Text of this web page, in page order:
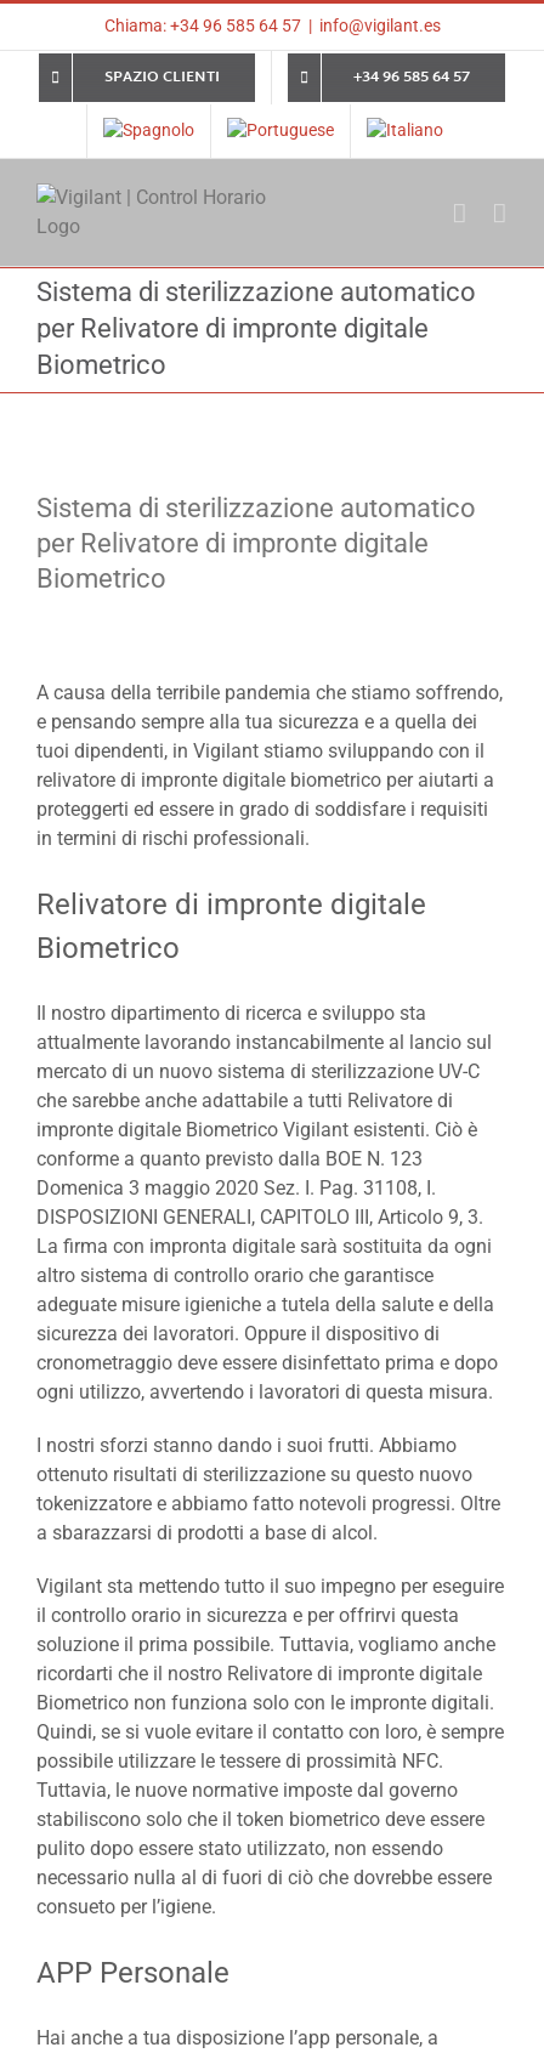
content
Chiama: +34 96 585 64 57 | info@vigilant.es
SPAZIO CLIENTI +34 96 585 64 57
Sistema di sterilizzazione automatico
per Relivatore di impronte digitale
Biometrico
Sistema di sterilizzazione automatico
per Relivatore di impronte digitale
Biometrico
A causa della terribile pandemia che stiamo soffrendo,
e pensando sempre alla tua sicurezza e a quella dei
tuoi dipendenti, in Vigilant stiamo sviluppando con il
relivatore di impronte digitale biometrico per aiutarti a
proteggerti ed essere in grado di soddisfare i requisiti
in termini di rischi professionali.
Relivatore di impronte digitale
Biometrico
Il nostro dipartimento di ricerca e sviluppo sta
attualmente lavorando instancabilmente al lancio sul
mercato di un nuovo sistema di sterilizzazione UV-C
che sarebbe anche adattabile a tutti Relivatore di
impronte digitale Biometrico Vigilant esistenti. Ciò è
conforme a quanto previsto dalla BOE N. 123
Domenica 3 maggio 2020 Sez. I. Pag. 31108, I.
DISPOSIZIONI GENERALI, CAPITOLO III, Articolo 9, 3.
La firma con impronta digitale sarà sostituita da ogni
altro sistema di controllo orario che garantisce
adeguate misure igieniche a tutela della salute e della
sicurezza dei lavoratori. Oppure il dispositivo di
cronometraggio deve essere disinfettato prima e dopo
ogni utilizzo, avvertendo i lavoratori di questa misura.
I nostri sforzi stanno dando i suoi frutti. Abbiamo
ottenuto risultati di sterilizzazione su questo nuovo
tokenizzatore e abbiamo fatto notevoli progressi. Oltre
a sbarazzarsi di prodotti a base di alcol.
Vigilant sta mettendo tutto il suo impegno per eseguire
il controllo orario in sicurezza e per offrirvi questa
soluzione il prima possibile. Tuttavia, vogliamo anche
ricordarti che il nostro Relivatore di impronte digitale
Biometrico non funziona solo con le impronte digitali.
Quindi, se si vuole evitare il contatto con loro, è sempre
possibile utilizzare le tessere di prossimità NFC.
Tuttavia, le nuove normative imposte dal governo
stabiliscono solo che il token biometrico deve essere
pulito dopo essere stato utilizzato, non essendo
necessario nulla al di fuori di ciò che dovrebbe essere
consueto per l’igiene.
APP Personale
Hai anche a tua disposizione l’app personale, a